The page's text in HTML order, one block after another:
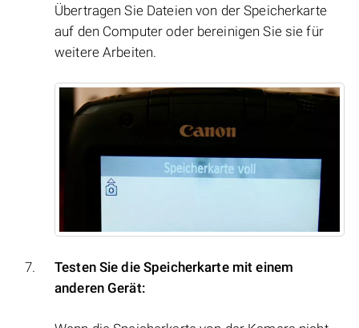
Übertragen Sie Dateien von der Speicherkarte
auf den Computer oder bereinigen Sie sie für
weitere Arbeiten.
Testen Sie die Speicherkarte mit einem
anderen Gerät: